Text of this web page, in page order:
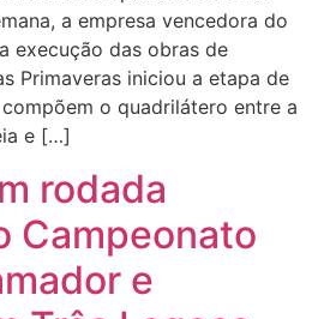
a empresa vencedora do
execução das obras de
Primaveras iniciou a etapa de
o quadrilátero entre a
e […]
rodada
Campeonato
e